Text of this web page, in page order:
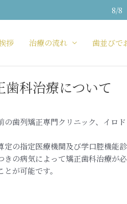
8/8
拶 治療の流れ 歯並びで
歯科治療について
の歯列矯正専門クリニック、イロド
の指定医療機関及び学口腔機能
の病気によって矯正歯科治療が
が可能です。